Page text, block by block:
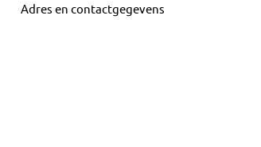
Adres en contactgegevens